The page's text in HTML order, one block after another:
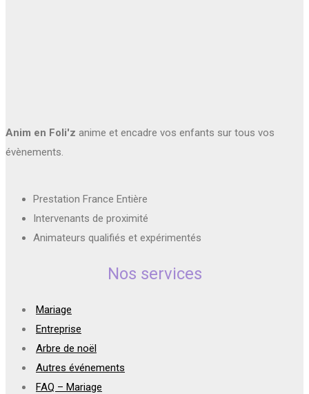
Anim en Foli'z anime et encadre vos enfants sur tous vos
évènements.
Prestation France Entière
Intervenants de proximité
Animateurs qualifiés et expérimentés
Nos services
Mariage
Entreprise
Arbre de noël
Autres événements
FAQ – Mariage